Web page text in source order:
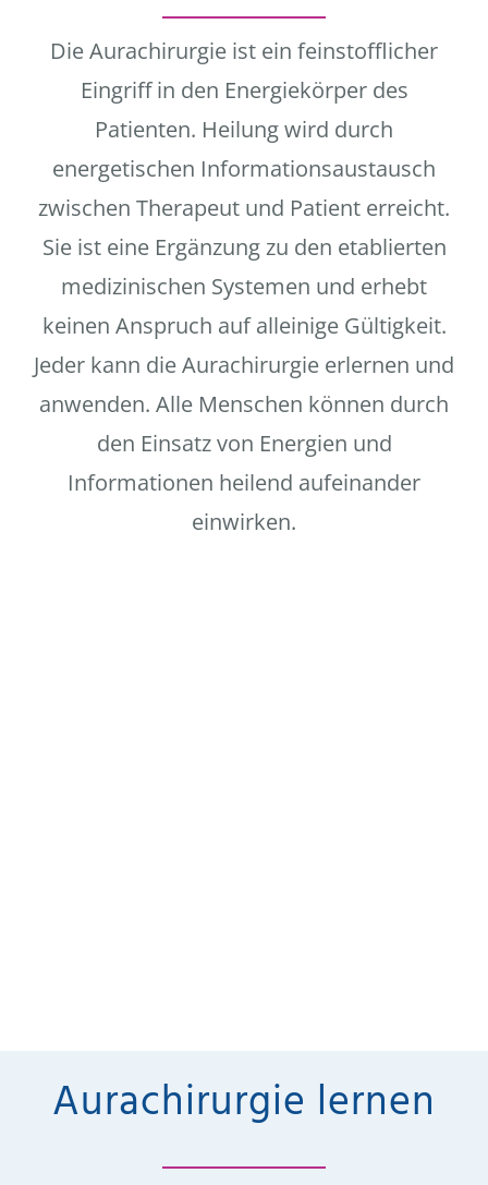
Die Aurachirurgie ist ein feinstofflicher
Eingriff in den Energiekörper des
Patienten. Heilung wird durch
energetischen Informationsaustausch
zwischen Therapeut und Patient erreicht.
Sie ist eine Ergänzung zu den etablierten
medizinischen Systemen und erhebt
keinen Anspruch auf alleinige Gültigkeit.
Jeder kann die Aurachirurgie erlernen und
anwenden. Alle Menschen können durch
den Einsatz von Energien und
Informationen heilend aufeinander
einwirken.
Aurachirurgie lernen